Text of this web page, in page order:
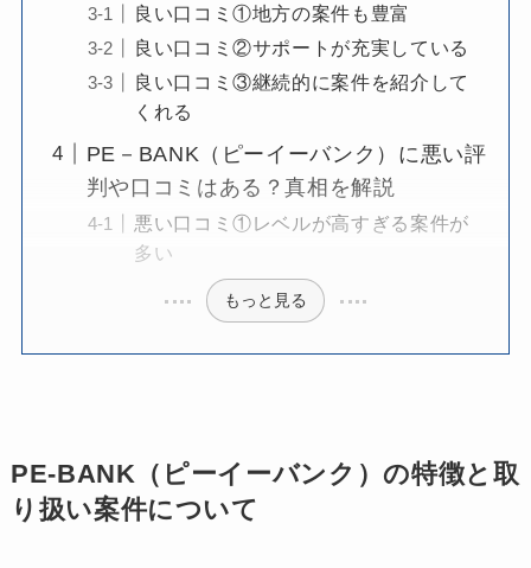
良い口コミ①地方の案件も豊富
良い口コミ②サポートが充実している
良い口コミ③継続的に案件を紹介して
くれる
PE－BANK（ピーイーバンク）に悪い評
判や口コミはある？真相を解説
悪い口コミ①レベルが高すぎる案件が
多い
もっと見る
PE-BANK（ピーイーバンク）の特徴と取
り扱い案件について